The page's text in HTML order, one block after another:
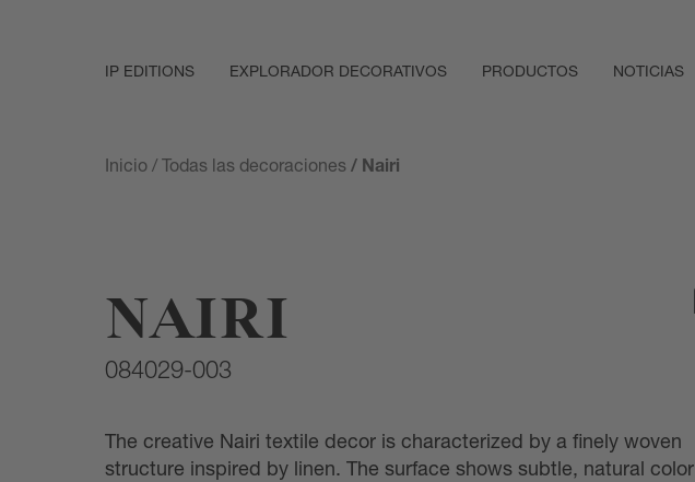
IP EDITIONS EXPLORADOR DECORATIVOS PRODUCTOS NOTICIAS
Inicio / Todas las decoraciones / Nairi
NAIRI
084029-003
The creative Nairi textile decor is characterized by a finely woven
structure inspired by linen. The surface shows subtle, natural color